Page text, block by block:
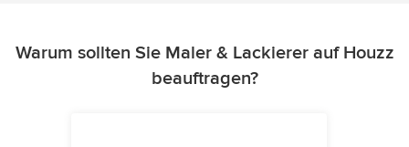
Warum sollten Sie Maler & Lackierer auf Houzz
beauftragen?